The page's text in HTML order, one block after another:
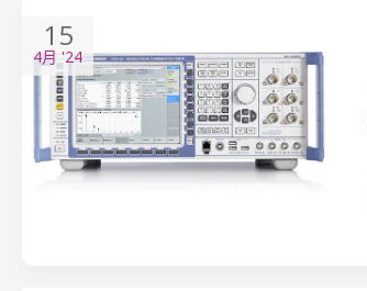
15
4月 '24